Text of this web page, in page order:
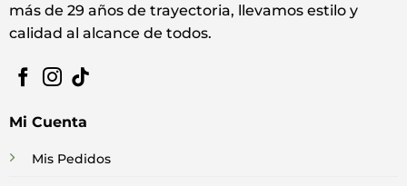
más de 29 años de trayectoria, llevamos estilo y
calidad al alcance de todos.
Mi Cuenta
Mis Pedidos